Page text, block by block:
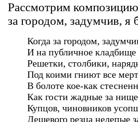
Рассмотрим
за городом, задумчив,
Когда за городом,
И на публичное кладбище
Решетки, столбики,
Под коими гниют все
В болоте кое-как
Как гости жадные за
Купцов, чиновников
Дешевого резца нелепые